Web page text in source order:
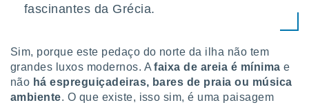
Pode
fascinantes da Grécia.
Sim, porque este pedaço do norte da ilha não tem
grandes luxos modernos. Afaixa de areia é mínima e
não há espreguiçadeiras, bares de praia ou música
ambiente. O que existe, isso sim, é uma paisagem